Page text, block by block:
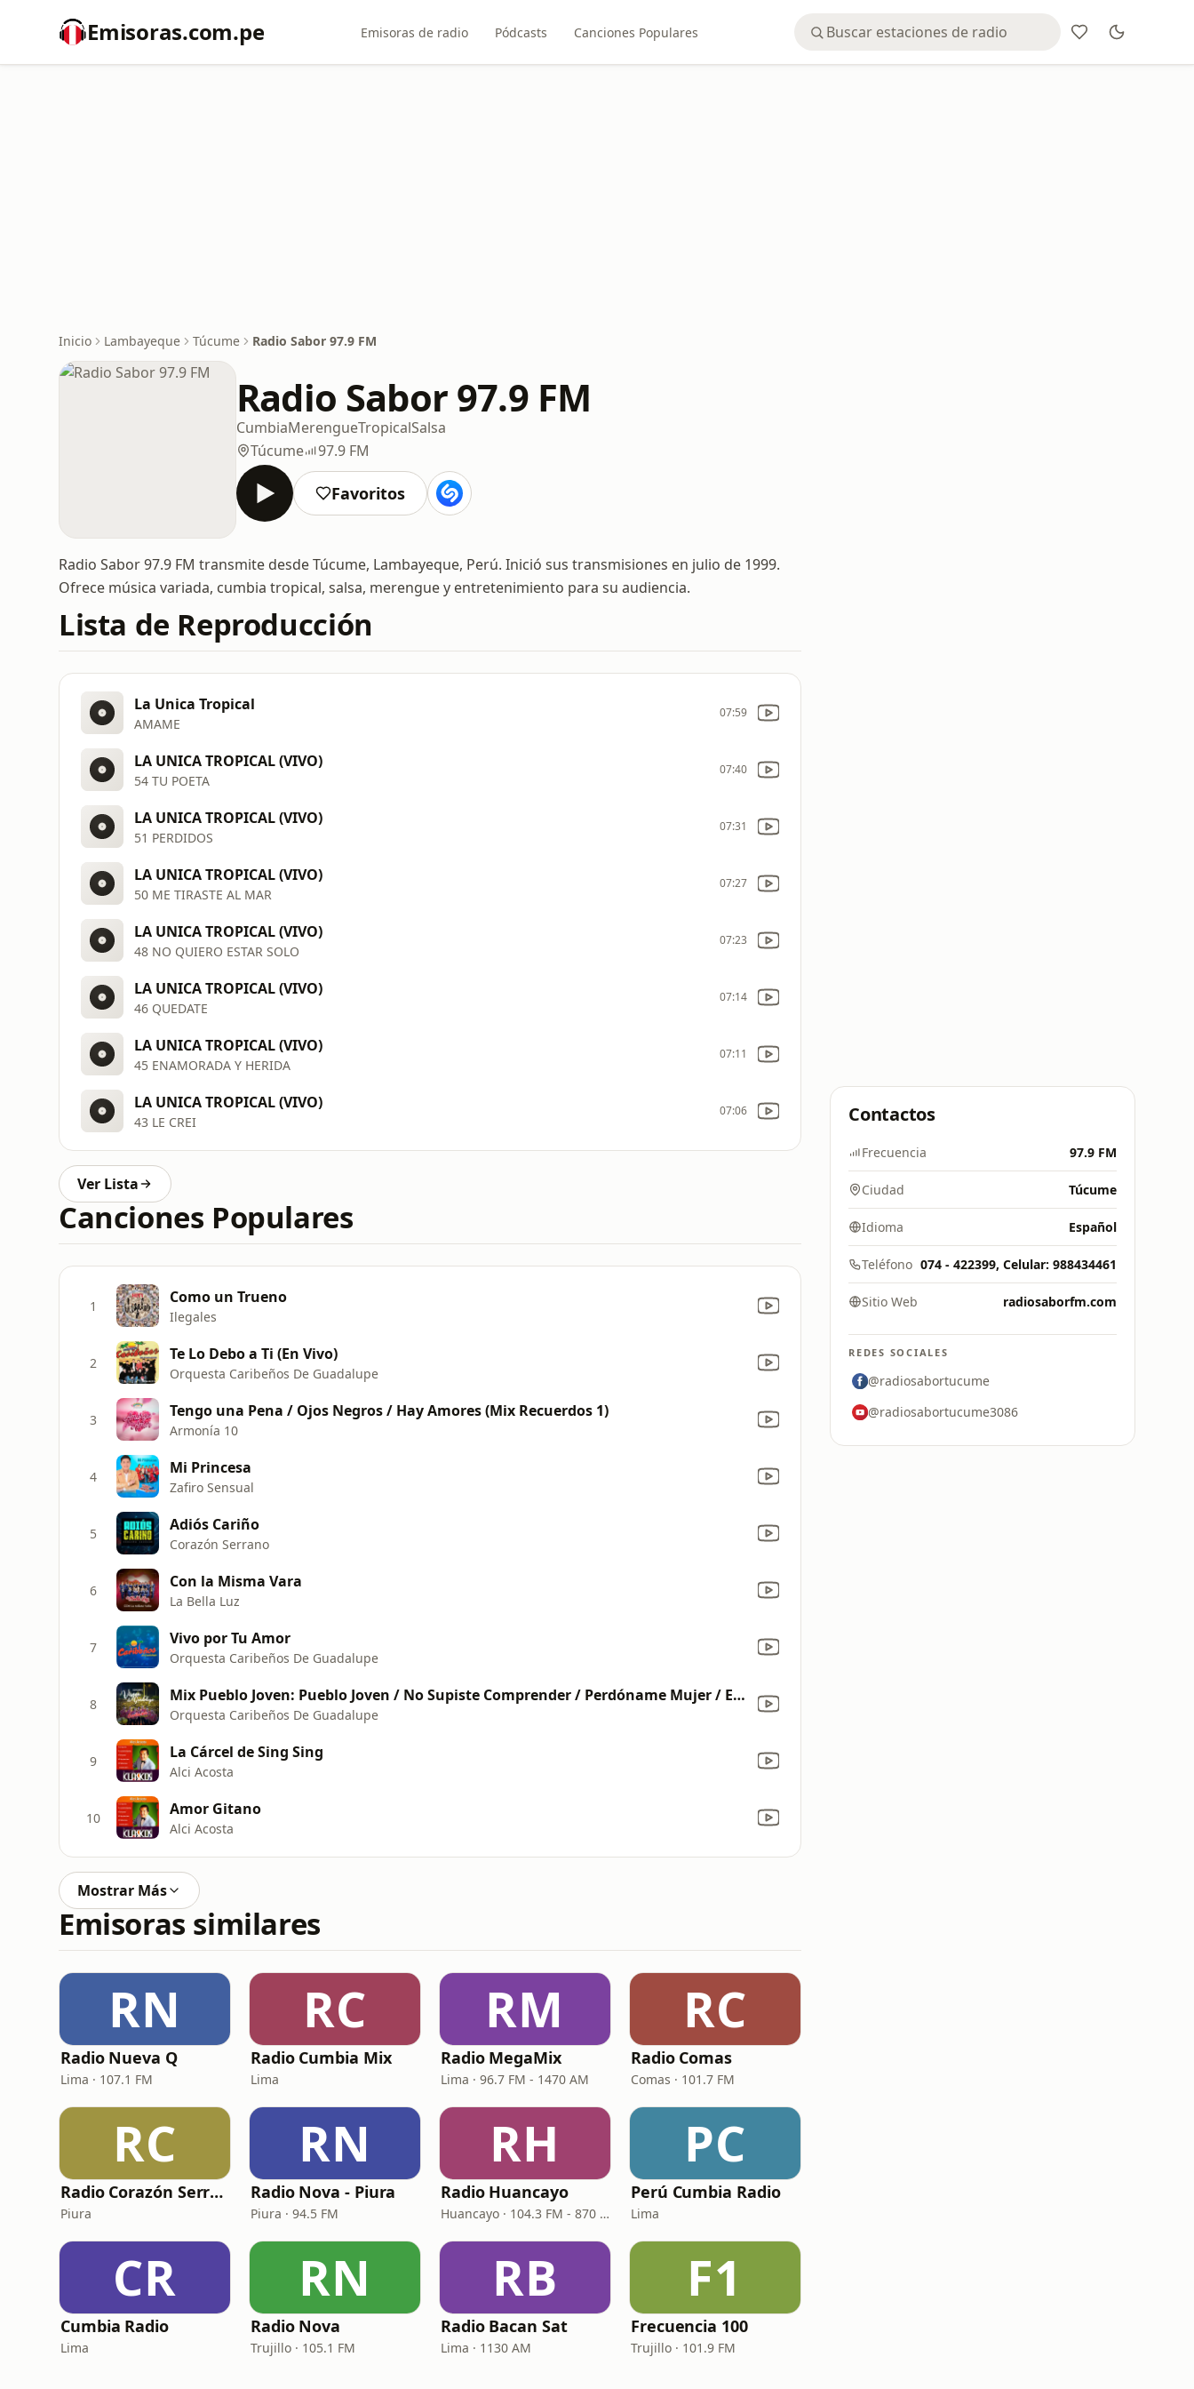
Emisoras.com.pe Emisoras de radio Pódcasts Canciones Populares
Inicio Lambayeque Túcume Radio Sabor 97.9 FM
Radio Sabor 97.9 FM
CumbiaMerengueTropicalSalsa
Túcume
97.9 FM
Favoritos
Radio Sabor 97.9 FM transmite desde Túcume, Lambayeque, Perú. Inició sus transmisiones en julio de 1999.
Ofrece música variada, cumbia tropical, salsa, merengue y entretenimiento para su audiencia.
Lista de Reproducción
La Unica Tropical
AMAME
07:59
LA UNICA TROPICAL (VIVO)
54 TU POETA
07:40
LA UNICA TROPICAL (VIVO)
51 PERDIDOS
07:31
LA UNICA TROPICAL (VIVO)
50 ME TIRASTE AL MAR
07:27
LA UNICA TROPICAL (VIVO)
48 NO QUIERO ESTAR SOLO
07:23
LA UNICA TROPICAL (VIVO)
46 QUEDATE
07:14
LA UNICA TROPICAL (VIVO)
45 ENAMORADA Y HERIDA
07:11
LA UNICA TROPICAL (VIVO)
43 LE CREI
07:06
Ver Lista
Canciones Populares
1 Como un Trueno
Ilegales
2 Te Lo Debo a Ti (En Vivo)
Orquesta Caribeños De Guadalupe
3 Tengo una Pena / Ojos Negros / Hay Amores (Mix Recuerdos 1)
Armonía 10
4 Mi Princesa
Zafiro Sensual
5 Adiós Cariño
Corazón Serrano
6 Con la Misma Vara
La Bella Luz
7 Vivo por Tu Amor
Orquesta Caribeños De Guadalupe
8 Mix Pueblo Joven: Pueblo Joven / No Supiste Comprender / Perdóname Mujer / Esperando / Llámame (En Vivo)
Orquesta Caribeños De Guadalupe
9 La Cárcel de Sing Sing
Alci Acosta
10 Amor Gitano
Alci Acosta
Mostrar Más
Emisoras similares
RN
Radio Nueva Q
Lima · 107.1 FM
RC
Radio Cumbia Mix
Lima
RM
Radio MegaMix
Lima · 96.7 FM - 1470 AM
RC
Radio Comas
Comas · 101.7 FM
RC
Radio Corazón Serrano
Piura
RN
Radio Nova - Piura
Piura · 94.5 FM
RH
Radio Huancayo
Huancayo · 104.3 FM - 870 AM
PC
Perú Cumbia Radio
Lima
CR
Cumbia Radio
Lima
RN
Radio Nova
Trujillo · 105.1 FM
RB
Radio Bacan Sat
Lima · 1130 AM
F1
Frecuencia 100
Trujillo · 101.9 FM
Contactos
Frecuencia 97.9 FM
Ciudad Túcume
Idioma Español
Teléfono 074 - 422399, Celular: 988434461
Sitio Web radiosaborfm.com
REDES SOCIALES
@radiosabortucume
@radiosabortucume3086